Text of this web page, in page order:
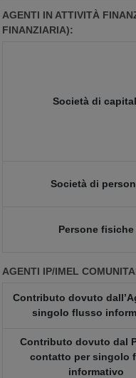
AGENTI IN ATTIVITÀ
FINANZIARIA):
Società di
Società di
Persone fisiche
AGENTI IP/IMEL
Contributo dovuto
singolo flusso
Contributo dovuto dal
contatto per singolo
informativo